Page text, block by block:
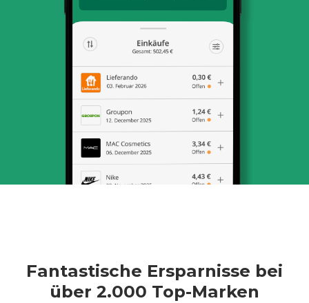
Fantastische Ersparnisse bei
über 2.000 Top-Marken